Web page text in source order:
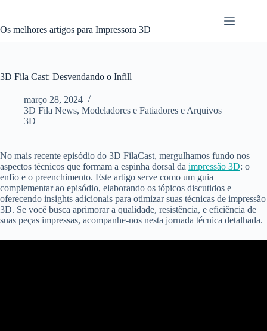
o
Os melhores artigos para Impressora 3D
3D Fila Cast: Desvendando o Infill
março 28, 2024
3D Fila News, Modeladores e Fatiadores e Arquivos
3D
No mais recente episódio do 3D FilaCast, mergulhamos fundo nos
aspectos técnicos que formam a espinha dorsal da impressão 3D: o
enfio e o preenchimento. Este artigo serve como um guia
complementar ao episódio, elaborando os tópicos discutidos e
oferecendo insights adicionais para otimizar suas técnicas de impressão
3D. Se você busca aprimorar a qualidade, resistência, e eficiência de
suas peças impressas, acompanhe-nos nesta jornada técnica detalhada.